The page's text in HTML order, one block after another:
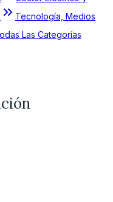
Tecnología, Medios
Las Categorías